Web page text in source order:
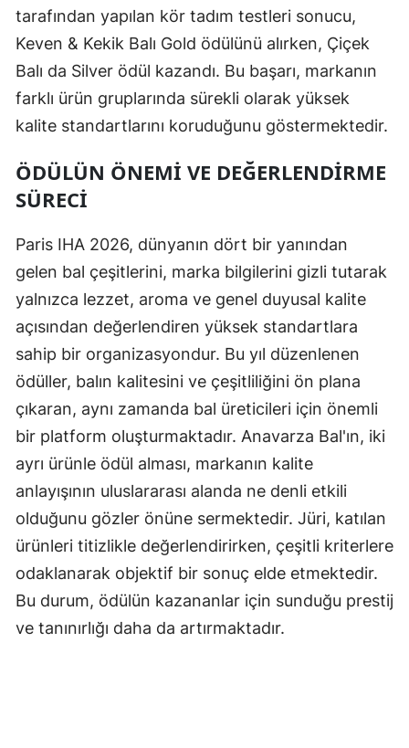
tarafından yapılan kör tadım testleri sonucu,
Keven & Kekik Balı Gold ödülünü alırken, Çiçek
Balı da Silver ödül kazandı. Bu başarı, markanın
farklı ürün gruplarında sürekli olarak yüksek
kalite standartlarını koruduğunu göstermektedir.
ÖDÜLÜN ÖNEMI VE DEĞERLENDIRME
SÜRECI
Paris IHA 2026, dünyanın dört bir yanından
gelen bal çeşitlerini, marka bilgilerini gizli tutarak
yalnızca lezzet, aroma ve genel duyusal kalite
açısından değerlendiren yüksek standartlara
sahip bir organizasyondur. Bu yıl düzenlenen
ödüller, balın kalitesini ve çeşitliliğini ön plana
çıkaran, aynı zamanda bal üreticileri için önemli
bir platform oluşturmaktadır. Anavarza Bal'ın, iki
ayrı ürünle ödül alması, markanın kalite
anlayışının uluslararası alanda ne denli etkili
olduğunu gözler önüne sermektedir. Jüri, katılan
ürünleri titizlikle değerlendirirken, çeşitli kriterlere
odaklanarak objektif bir sonuç elde etmektedir.
Bu durum, ödülün kazananlar için sunduğu prestij
ve tanınırlığı daha da artırmaktadır.